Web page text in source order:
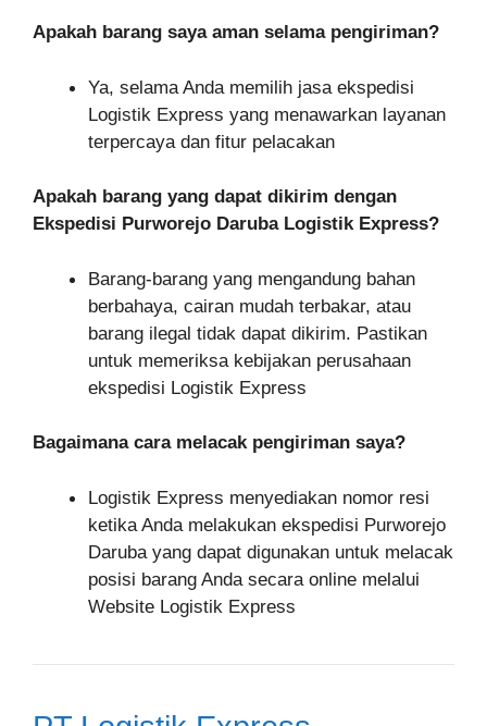
Apakah barang saya aman selama pengiriman?
Ya, selama Anda memilih jasa ekspedisi
Logistik Express yang menawarkan layanan
terpercaya dan fitur pelacakan
Apakah barang yang dapat dikirim dengan
Ekspedisi Purworejo Daruba Logistik Express?
Barang-barang yang mengandung bahan
berbahaya, cairan mudah terbakar, atau
barang ilegal tidak dapat dikirim. Pastikan
untuk memeriksa kebijakan perusahaan
ekspedisi Logistik Express
Bagaimana cara melacak pengiriman saya?
Logistik Express menyediakan nomor resi
ketika Anda melakukan ekspedisi Purworejo
Daruba yang dapat digunakan untuk melacak
posisi barang Anda secara online melalui
Website Logistik Express